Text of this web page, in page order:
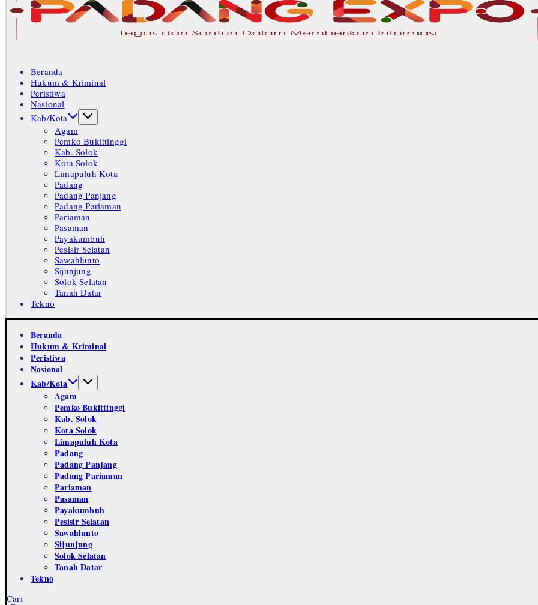
Memberikan
Informasi
Beranda
Hukum & Kriminal
Peristiwa
Nasional
Kab/Kota
Agam
Pemko Bukittinggi
Kab. Solok
Kota Solok
Limapuluh Kota
Padang
Padang Panjang
Padang Pariaman
Pariaman
Pasaman
Payakumbuh
Pesisir Selatan
Sawahlunto
Sijunjung
Solok Selatan
Tanah Datar
Tekno
Beranda
Hukum & Kriminal
Peristiwa
Nasional
Kab/Kota
Agam
Pemko Bukittinggi
Kab. Solok
Kota Solok
Limapuluh Kota
Padang
Padang Panjang
Padang Pariaman
Pariaman
Pasaman
Payakumbuh
Pesisir Selatan
Sawahlunto
Sijunjung
Solok Selatan
Tanah Datar
Tekno
Cari